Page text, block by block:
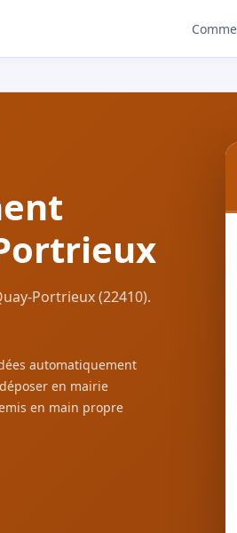
Portrieux (22410).
automatiquement
en mairie
en main propre